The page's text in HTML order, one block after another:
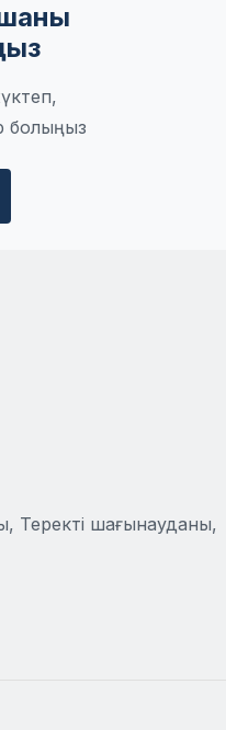
болыңыз
Теректі шағынауданы,